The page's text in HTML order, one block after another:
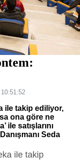
ile takip ediliyor,
ona göre ne
ile satışlarını
Seda
ile takip